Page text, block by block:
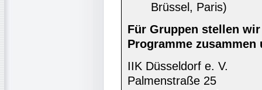
Brüssel, Paris)
Für Gruppen stellen
Programme zusammen
IIK Düsseldorf e. V.
Palmenstraße 25